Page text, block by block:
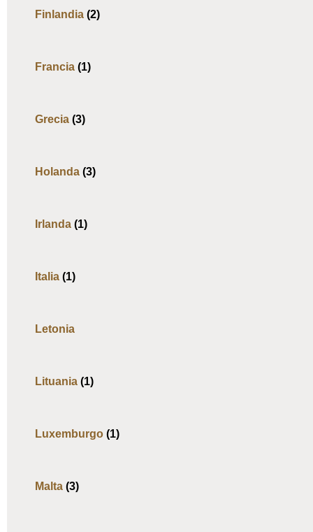
Finlandia (2)
Francia (1)
Grecia (3)
Holanda (3)
Irlanda (1)
Italia (1)
Letonia
Lituania (1)
Luxemburgo (1)
Malta (3)